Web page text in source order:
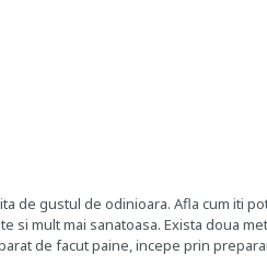
de gustul de odinioara. Afla cum iti
si mult mai sanatoasa. Exista doua
de facut paine, incepe prin